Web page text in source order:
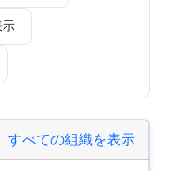
示
すべての組織を表示